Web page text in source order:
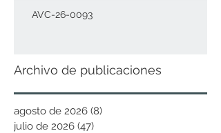
AVC-26-0093
Archivo de publicaciones
agosto de 2026 (8)
julio de 2026 (47)